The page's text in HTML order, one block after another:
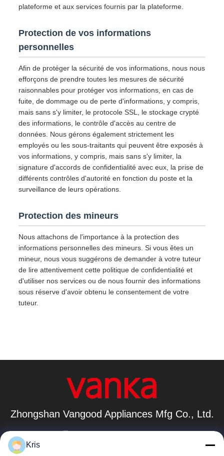
plateforme et aux services fournis par la plateforme.
Protection de vos informations
personnelles
Afin de protéger la sécurité de vos informations, nous nous
efforçons de prendre toutes les mesures de sécurité
raisonnables pour protéger vos informations, en cas de
fuite, de dommage ou de perte d'informations, y compris,
mais sans s'y limiter, le protocole SSL, le stockage crypté
des informations, le contrôle d'accès au centre de
données. Nous gérons également strictement les
employés ou les sous-traitants qui peuvent être exposés à
vos informations, y compris, mais sans s'y limiter, la
signature d'accords de confidentialité avec eux, la prise de
différents contrôles d'autorité en fonction du poste et la
surveillance de leurs opérations.
Protection des mineurs
Nous attachons de l'importance à la protection des
informations personnelles des mineurs. Si vous êtes un
mineur, nous vous suggérons de demander à votre tuteur
de lire attentivement cette politique de confidentialité et
d'utiliser nos services ou de nous fournir des informations
sous réserve d'avoir obtenu le consentement de votre
tuteur.
Zhongshan Vangood Appliances Mfg Co., Ltd.
vangood@vgappliances.com
Kris